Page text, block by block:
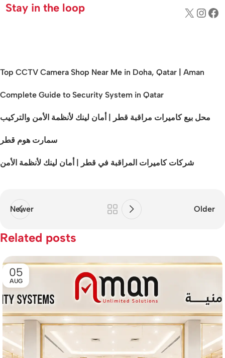
Stay in the loop
Top CCTV Camera Shop Near Me in Doha, Qatar | Aman
Complete Guide to Security System in Qatar
محل بيع كاميرات مراقبة قطر | أمان لينك لأنظمة الأمن والتركيب
سمارت هوم قطر
شركات كاميرات المراقبة في قطر | أمان لينك لأنظمة الأمن
Newer Older
Related posts
05
AUG